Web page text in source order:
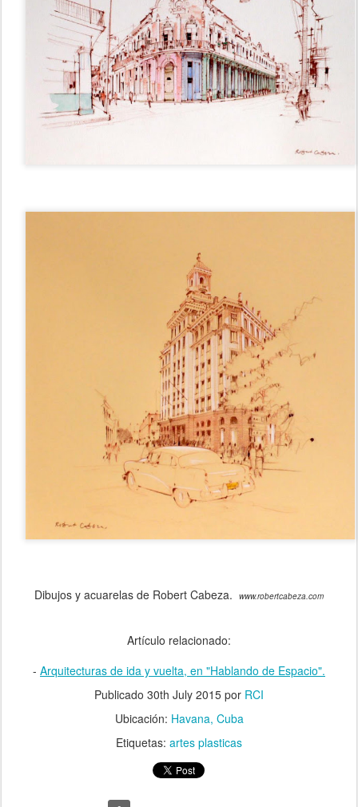
Dibujos y acuarelas de Robert Cabeza. www.robertcabeza.com
Artículo relacionado:
- Arquitecturas de ida y vuelta, en "Hablando de Espacio".
Publicado 30th July 2015 por RCI
Ubicación: Havana, Cuba
Etiquetas: artes plasticas